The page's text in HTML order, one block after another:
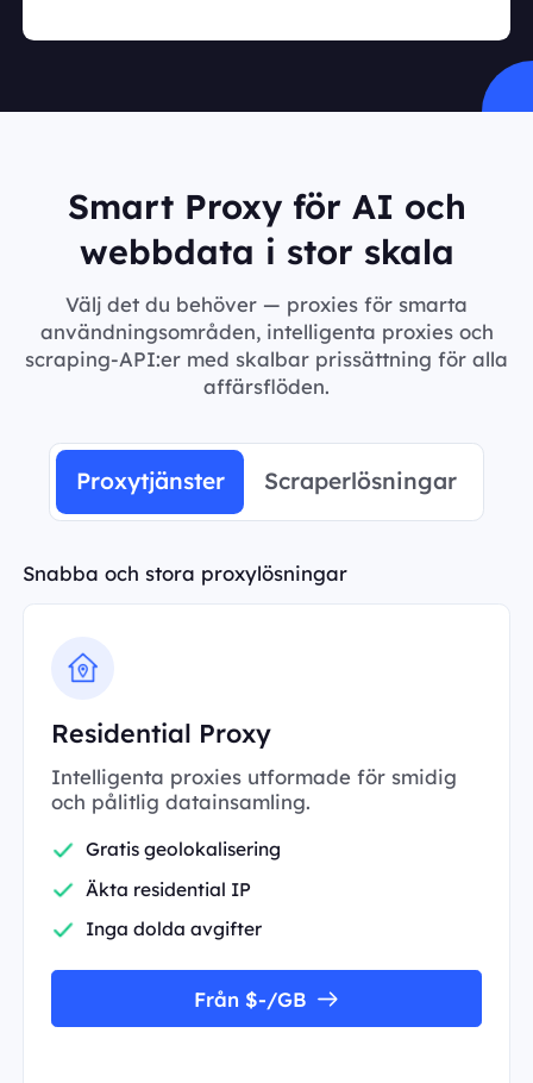
Smart Proxy för AI och
webbdata i stor skala
Välj det du behöver — proxies för smarta
användningsområden, intelligenta proxies och
scraping-API:er med skalbar prissättning för alla
affärsflöden.
Proxytjänster Scraperlösningar
Snabba och stora proxylösningar
Residential Proxy
Intelligenta proxies utformade för smidig
och pålitlig datainsamling.
Gratis geolokalisering
Äkta residential IP
Inga dolda avgifter
Från $-/GB